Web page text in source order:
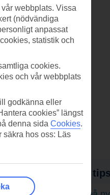
Få erbjudanden,
webbplats. Vissa
(nödvändiga
anpassat
statistik och
cookies.
och vår webbplats
godkänna eller
cookies” längst
denna sida Cookies.
säkra hos oss: Läs